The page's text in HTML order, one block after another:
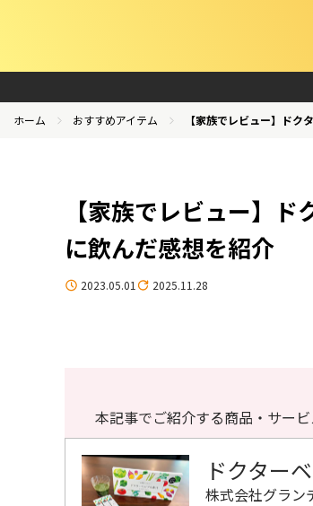
ホーム おすすめアイテム 【家族でレビュー】ド
【家族でレビュー】
に飲んだ感想を紹介
2023.05.01 2025.11.28
本記事でご紹介する商品・サー
ドクター
株式会社グラン